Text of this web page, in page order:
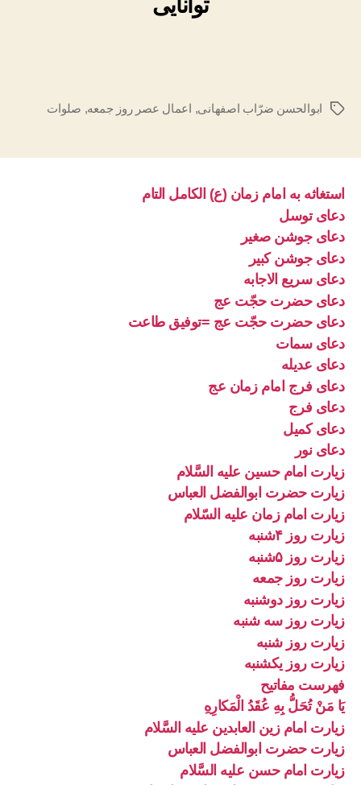
برچسب‌هاابوالحسن ضرّاب اصفهانی, اعمال عصر روز جمعه, صلوات
استغاثه به امام زمان (ع) الکامل التام
دعای توسل
دعای جوشن صغیر
دعای جوشن کبیر
دعای سریع الاجابه
دعای حضرت حجّت عج
دعای حضرت حجّت عج =توفیق طاعت
دعای سمات
دعای عدیله
دعای فرج امام زمان عج
دعای فرج
دعای کمیل
دعای نور
زیارت امام حسین علیه السَّلام
زیارت حضرت ابوالفضل العباس
زیارت امام زمان علیه السّلام
زیارت روز ۴شنبه
زیارت روز ۵شنبه
زیارت روز جمعه
زیارت روز دوشنبه
زیارت روز سه شنبه
زیارت روز شنبه
زیارت روز یکشنبه
فهرست مفاتیح
يَا مَنْ تُحَلُّ بِهِ عُقَدُ الْمَكارِهِ
زیارت امام زین العابدین علیه السَّلام
زیارت حضرت ابوالفضل العباس
زیارت امام حسن علیه السَّلام